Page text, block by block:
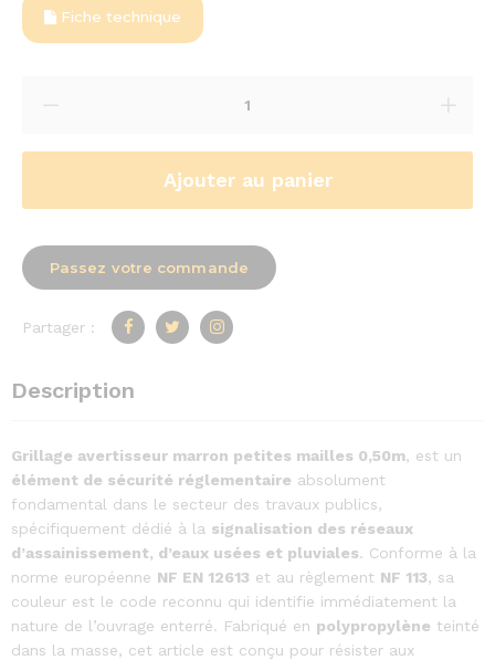
Fiche technique
Ajouter au panier
Passez votre commande
Partager :
Description
Grillage avertisseur marron petites mailles 0,50m, est un
élément de sécurité réglementaire absolument
fondamental dans le secteur des travaux publics,
spécifiquement dédié à la signalisation des réseaux
d’assainissement, d’eaux usées et pluviales. Conforme à la
norme européenne NF EN 12613 et au règlement NF 113, sa
couleur est le code reconnu qui identifie immédiatement la
nature de l’ouvrage enterré. Fabriqué en polypropylène teinté
dans la masse, cet article est conçu pour résister aux